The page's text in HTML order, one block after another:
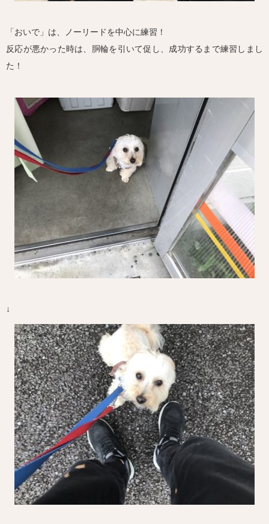
「おいで」は、ノーリードを中心に練習！
反応が悪かった時は、胴輪を引いて促し、成功するまで練習しまし
た！
↓